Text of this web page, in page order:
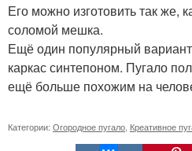
Его можно изготовить так же,
соломой мешка.
Ещё один популярный
каркас синтепоном. Пугало
ещё больше похожим на
Категории: Огородное пугало Креативное